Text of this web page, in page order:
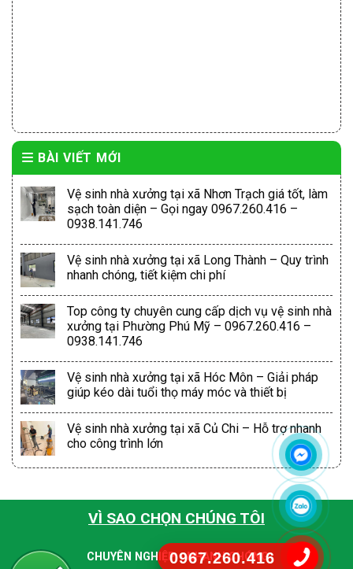
0967.260.416
BÀI VIẾT MỚI
Vệ sinh nhà xưởng tại xã Nhơn Trạch giá tốt, làm
sạch toàn diện – Gọi ngay 0967.260.416 –
0938.141.746
Vệ sinh nhà xưởng tại xã Long Thành – Quy trình
nhanh chóng, tiết kiệm chi phí
Top công ty chuyên cung cấp dịch vụ vệ sinh nhà
xưởng tại Phường Phú Mỹ – 0967.260.416 –
0938.141.746
Vệ sinh nhà xưởng tại xã Hóc Môn – Giải pháp
giúp kéo dài tuổi thọ máy móc và thiết bị
Vệ sinh nhà xưởng tại xã Củ Chi – Hỗ trợ nhanh
cho công trình lớn
VÌ SAO CHỌN CHÚNG TÔI
CHUYÊN NGHIỆP - NHANH CHÓNG